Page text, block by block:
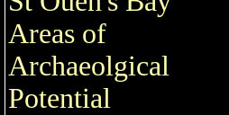
Areas of
Archaeolgical
Potential